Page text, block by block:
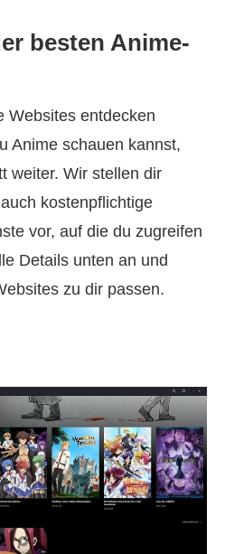
besten Anime-
Websites entdecken
Anime schauen kannst,
weiter. Wir stellen dir
kostenpflichtige
vor, auf die du zugreifen
Details unten an und
zu dir passen.